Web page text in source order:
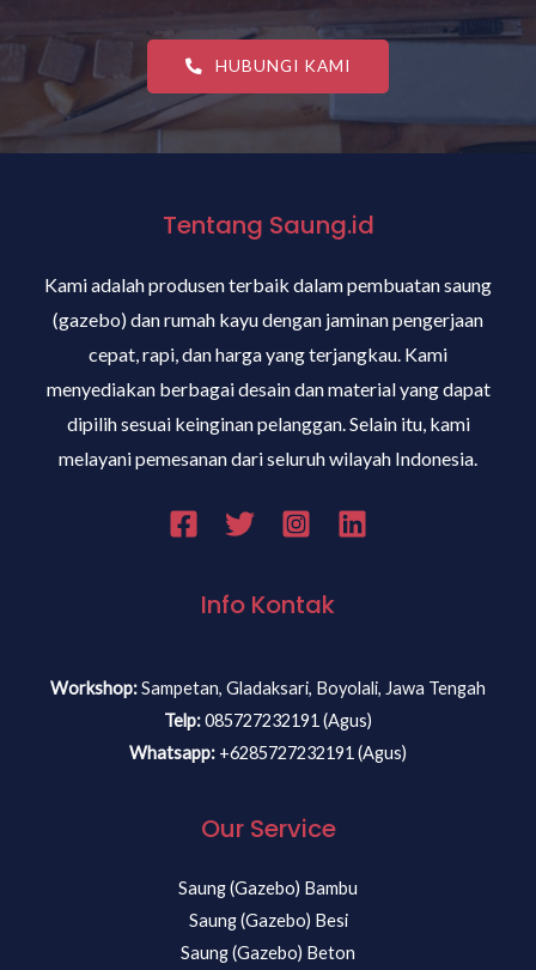
HUBUNGI KAMI
Tentang Saung.id
Kami adalah produsen terbaik dalam pembuatan saung
(gazebo) dan rumah kayu dengan jaminan pengerjaan
cepat, rapi, dan harga yang terjangkau. Kami
menyediakan berbagai desain dan material yang dapat
dipilih sesuai keinginan pelanggan. Selain itu, kami
melayani pemesanan dari seluruh wilayah Indonesia.
Info Kontak
Workshop:Sampetan, Gladaksari, Boyolali, Jawa Tengah
Telp:085727232191 (Agus)
Whatsapp: +6285727232191 (Agus)
Our Service
Saung (Gazebo) Bambu
Saung (Gazebo) Besi
Saung (Gazebo) Beton